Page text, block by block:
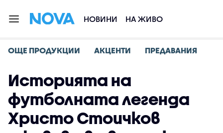
НОВИНИ НА ЖИВО
ОЩЕ ПРОДУКЦИИ АКЦЕНТИ ПРЕДАВАНИЯ
Историята на
футболната легенда
Христо Стоичков